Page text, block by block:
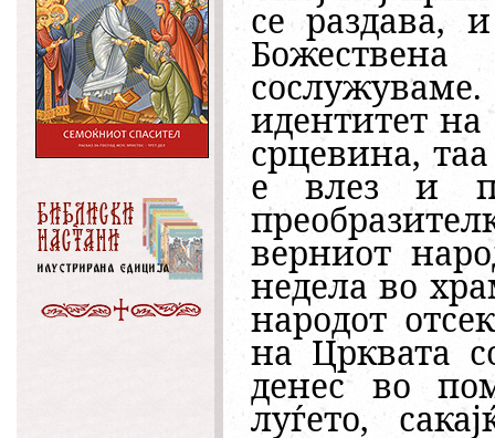
се раздава,
идентитет
срцевина,
е влез и
верниот
недела во
народот
на Црквата
денес во
луѓето,